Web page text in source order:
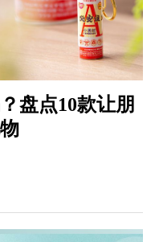
盘点10款让朋